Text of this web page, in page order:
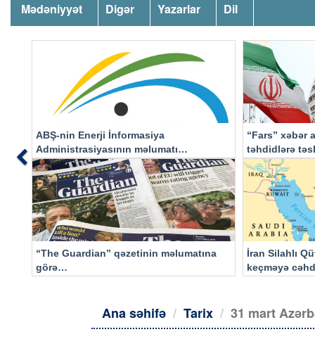
Mədəniyyət
Digər Yazarlar Dil
ABŞ-nin Enerji İnformasiya
Administrasiyasının məlumatı
əsasında…
“Fars” xəbər
təhdidlərə
“The Guardian” qəzetinin məlumatına
görə…
İran Silahlı
keçməyə
Previous
Ana səhifə Tarix 31 mart